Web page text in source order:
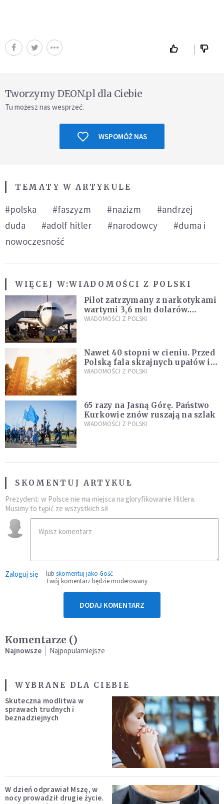
Tworzymy DEON.pl dla Ciebie
Tu możesz nas wesprzeć.
WSPOMÓŻ NAS
TEMATY W ARTYKULE
#polska #faszyzm #nazizm
#andrzej
duda
#adolf hitler #narodowcy
#duma i
nowoczesność
WIĘCEJ W:WIADOMOŚCI Z POLSKI
Pilot zatrzymany z narkotykami
wartymi 3,6 mln dolarów.
Śledczy podejrzewają, że latał
WIADOMOŚCI Z POLSKI
Nawet 40 stopni w cieniu. Przed
Polską fala skrajnych upałów i
gwałtowne burze
WIADOMOŚCI Z POLSKI
65 razy na Jasną Górę. Państwo
Kurkowie znów ruszają na szlak
WIADOMOŚCI Z POLSKI
SKOMENTUJ ARTYKUŁ
Prezydent: w Polsce nie ma miejsca na gloryfikowanie Hitlera.
Musimy to tępić ze wszystkich sił
Zaloguj się lub skomentuj jako Gość
Twój komentarz będzie moderowany
DODAJ KOMENTARZ
Komentarze ()
Najnowsze Najpopularniejsze
WYBRANE DLA CIEBIE
Skuteczna modlitwa w
sprawach trudnych i
beznadziejnych
W dzień odprawiał Mszę, w
nocy prowadził drugie życie.